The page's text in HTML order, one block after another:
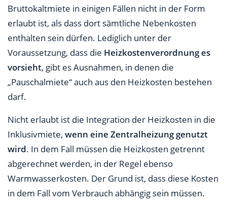
Bruttokaltmiete in einigen Fällen nicht in der Form
erlaubt ist, als dass dort sämtliche Nebenkosten
enthalten sein dürfen. Lediglich unter der
Voraussetzung, dass die Heizkostenverordnung es
vorsieht, gibt es Ausnahmen, in denen die
„Pauschalmiete“ auch aus den Heizkosten bestehen
darf.
Nicht erlaubt ist die Integration der Heizkosten in die
Inklusivmiete, wenn eine Zentralheizung genutzt
wird. In dem Fall müssen die Heizkosten getrennt
abgerechnet werden, in der Regel ebenso
Warmwasserkosten. Der Grund ist, dass diese Kosten
in dem Fall vom Verbrauch abhängig sein müssen.